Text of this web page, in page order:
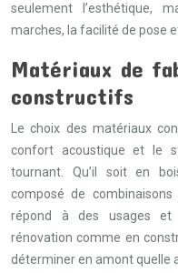
seulement l’esthétique,
marches, la facilité de pose
Matériaux de
constructifs
Le choix des matériaux
confort acoustique et le
tournant. Qu’il soit en
composé de
répond à des usages et
rénovation comme en
déterminer en amont quelle